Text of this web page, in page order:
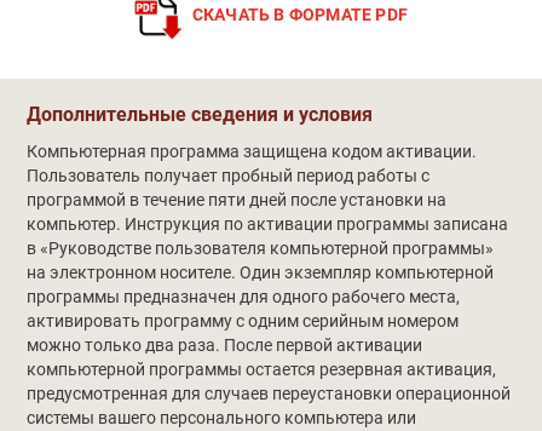
СКАЧАТЬ В ФОРМАТЕ PDF
Обучение
Дополнительные сведения и условия
Компьютерная программа защищена кодом активации.
Пользователь получает пробный период работы с
программой в течение пяти дней после установки на
компьютер. Инструкция по активации программы записана
в «Руководстве пользователя компьютерной программы»
на электронном носителе. Один экземпляр компьютерной
программы предназначен для одного рабочего места,
активировать программу с одним серийным номером
можно только два раза. После первой активации
компьютерной программы остается резервная активация,
предусмотренная для случаев переустановки операционной
системы вашего персонального компьютера или